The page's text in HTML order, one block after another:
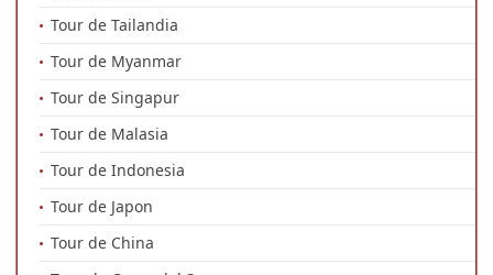
Tour de Tailandia
Tour de Myanmar
Tour de Singapur
Tour de Malasia
Tour de Indonesia
Tour de Japon
Tour de China